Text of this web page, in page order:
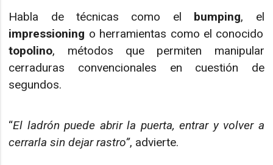
Habla de técnicas como el bumping, el
impressioning o herramientas como el conocido
topolino, métodos que permiten manipular
cerraduras convencionales en cuestión de
segundos.
“El ladrón puede abrir la puerta, entrar y volver a
cerrarla sin dejar rastro”, advierte.